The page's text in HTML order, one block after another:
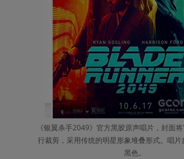
《银翼杀手2049》官方黑胶原声唱片，封面
行裁剪，采用传统的明星形象堆叠形式。唱片
黑色。